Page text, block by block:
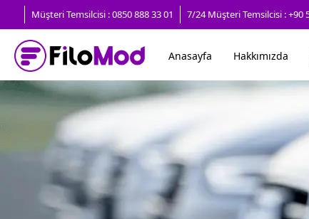
Müşteri Temsilcisi : 0850 888 33 01 7/24 Müşteri Temsilcisi : +90
Anasayfa Hakkımızda